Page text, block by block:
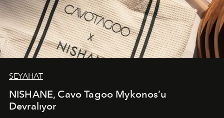
SEYAHAT
NISHANE, Cavo Tagoo Mykonos’u
Devralıyor